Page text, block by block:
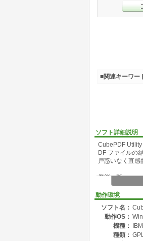
ソフト詳細説明
CubePDF
DF ファイルの
戸惑いなく直感
機能一覧:
挿入/結合/抽出
文書プロパティ
セキュリティ機
動作環境
ソフト名：
動作OS：
機種：
種類：
■関連キーワー